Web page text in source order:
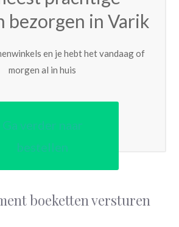
bezorgen in Varik
en je hebt het vandaag of
morgen al in huis
Ga verder naar
bestellen
boeketten versturen